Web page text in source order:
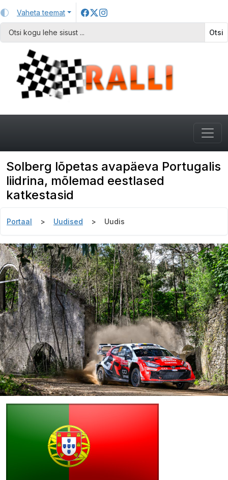
Vaheta teemat
Otsi
Solberg lõpetas avapäeva Portugalis
liidrina, mõlemad eestlased
katkestasid
Portaal Uudised Uudis